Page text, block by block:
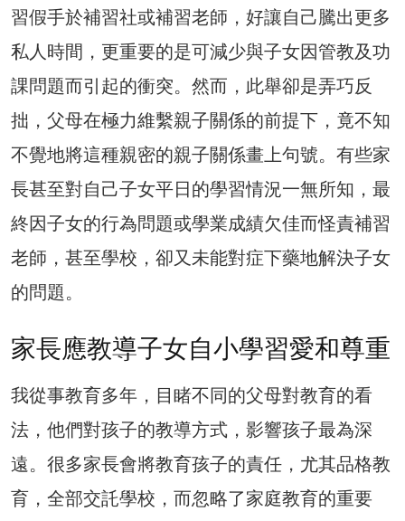
習假手於補習社或補習老師，好讓自己騰出更多
私人時間，更重要的是可減少與子女因管教及功
課問題而引起的衝突。然而，此舉卻是弄巧反
拙，父母在極力維繫親子關係的前提下，竟不知
不覺地將這種親密的親子關係畫上句號。有些家
長甚至對自己子女平日的學習情況一無所知，最
終因子女的行為問題或學業成績欠佳而怪責補習
老師，甚至學校，卻又未能對症下藥地解決子女
的問題。
家長應教導子女自小學習愛和尊重
我從事教育多年，目睹不同的父母對教育的看
法，他們對孩子的教導方式，影響孩子最為深
遠。很多家長會將教育孩子的責任，尤其品格教
育，全部交託學校，而忽略了家庭教育的重要